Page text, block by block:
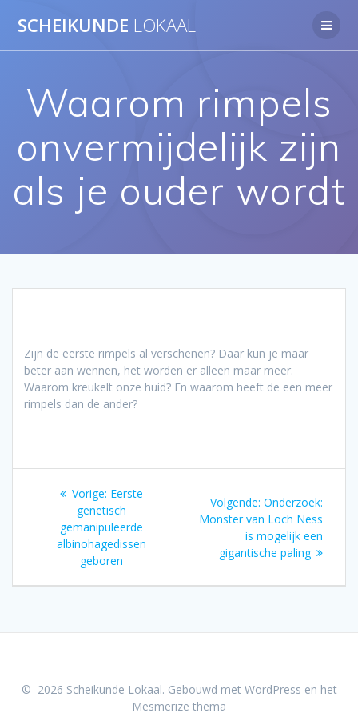
naar
SCHEIKUNDE LOKAAL
Waarom rimpels
onvermijdelijk zijn
als je ouder wordt
Zijn de eerste rimpels al verschenen? Daar kun je maar
beter aan wennen, het worden er alleen maar meer.
Waarom kreukelt onze huid? En waarom heeft de een meer
rimpels dan de ander?
Bericht
navigatie
Vorige: Vorig
bericht:
Eerste
genetisch
gemanipuleerde
albinohagedissen
geboren
Volgende: Volgend
bericht:
Onderzoek:
Monster van Loch Ness
is mogelijk een
gigantische paling
© 2026 Scheikunde Lokaal. Gebouwd met WordPress en het
Mesmerize thema